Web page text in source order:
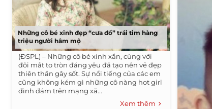
Những cô bé xinh đẹp “cưa đổ” trái tim hàng
triệu người hâm mộ
(ĐSPL) – Những cô bé xinh xắn, cùng với
đôi mắt to tròn đáng yêu đã tạo nên vẻ đẹp
thiên thần gây sốt. Sự nổi tiếng của các em
cũng không kém gì những cô nàng hot girl
đình đám trên mạng xã...
Xem thêm